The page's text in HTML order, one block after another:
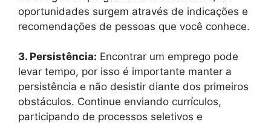
oportunidades surgem através de indicações e
recomendações de pessoas que você conhece.
3. Persistência: Encontrar um emprego pode
levar tempo, por isso é importante manter a
persistência e não desistir diante dos primeiros
obstáculos. Continue enviando currículos,
participando de processos seletivos e